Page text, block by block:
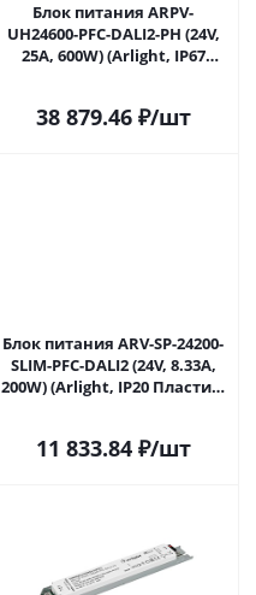
Блок питания ARPV-
UH24600-PFC-DALI2-PH (24V,
25A, 600W) (Arlight, IP67
38 879.46₽/шт
Блок питания ARV-SP-24200-
SLIM-PFC-DALI2 (24V, 8.33A,
200W) (Arlight, IP20 Пластик,
11 833.84₽/шт